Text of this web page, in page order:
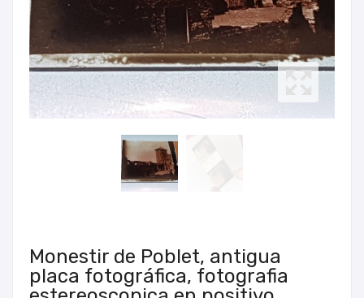
Monestir de Poblet, antigua
placa fotográfica, fotografia